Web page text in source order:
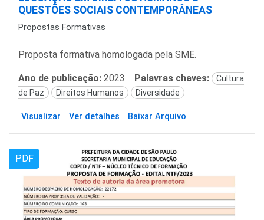
QUESTÕES SOCIAIS CONTEMPORÂNEAS
Propostas Formativas
Proposta formativa homologada pela SME.
Ano de publicação: 2023 Palavras chaves:
Cultura
de Paz
Direitos Humanos Diversidade
Visualizar Ver detalhes Baixar Arquivo
PDF